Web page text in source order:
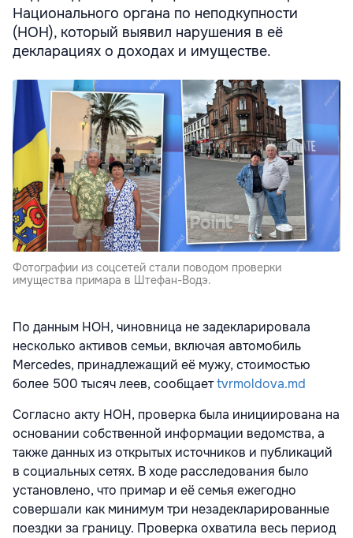
Национального органа по неподкупности
(НОН), который выявил нарушения в её
декларациях о доходах и имуществе.
Фотографии из соцсетей стали поводом проверки
имущества примара в Штефан-Водэ.
По данным НОН, чиновница не задекларировала
несколько активов семьи, включая автомобиль
Mercedes, принадлежащий её мужу, стоимостью
более 500 тысяч леев, сообщаетtvrmoldova.md
Согласно акту НОН, проверка была инициирована на
основании собственной информации ведомства, а
также данных из открытых источников и публикаций
в социальных сетях. В ходе расследования было
установлено, что примар и её семья ежегодно
совершали как минимум три незадекларированные
поездки за границу. Проверка охватила весь период